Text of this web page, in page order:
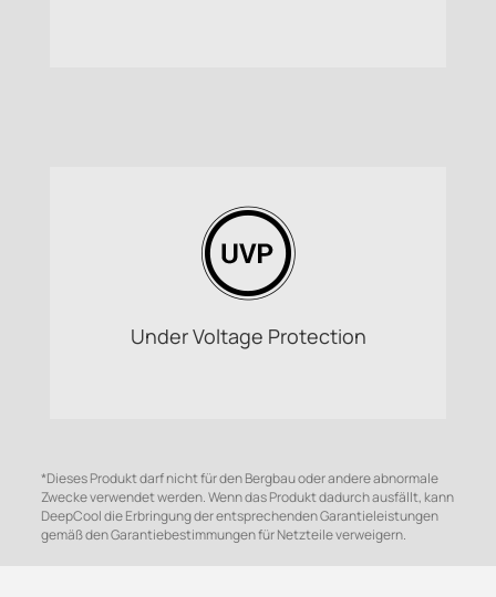
Under Voltage Protection
*Dieses Produkt darf nicht für den Bergbau oder andere abnormale
Zwecke verwendet werden. Wenn das Produkt dadurch ausfällt, kann
DeepCool die Erbringung der entsprechenden Garantieleistungen
gemäß den Garantiebestimmungen für Netzteile verweigern.